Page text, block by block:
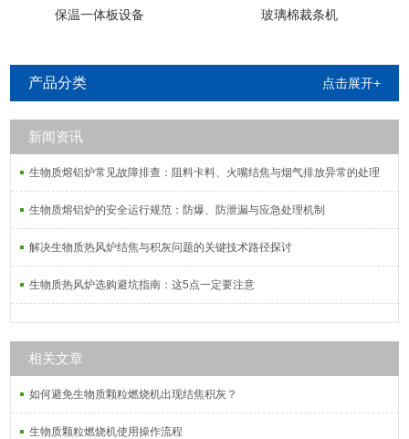
保温一体板设备 玻璃棉裁条机
产品分类 点击展开+
新闻资讯
生物质熔铝炉常见故障排查：阻料卡料、火嘴结焦与烟气排放异常的处理
生物质熔铝炉的安全运行规范：防爆、防泄漏与应急处理机制
解决生物质热风炉结焦与积灰问题的关键技术路径探讨
生物质热风炉选购避坑指南：这5点一定要注意
相关文章
如何避免生物质颗粒燃烧机出现结焦积灰？
生物质颗粒燃烧机使用操作流程